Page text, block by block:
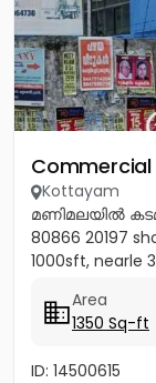
Commercial
Kottayam
മണിമലയിൽ
80866 20197
1000sft, nearle
Area
1350 Sq-ft
ID: 14500615